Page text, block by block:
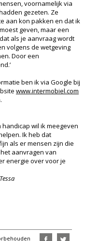
voornamelijk via
gezeten. Ze
aan kon pakken en dat ik
geven, maar een
als je aanvraag wordt
volgens de wetgeving
Door een
ben ik via Google bij
www.intermobiel.com
wil ik meegeven
Ik heb dat
als er mensen zijn die
aanvragen van
energie over voor je